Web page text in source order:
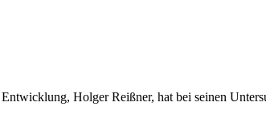
Holger Reißner, hat bei seinen